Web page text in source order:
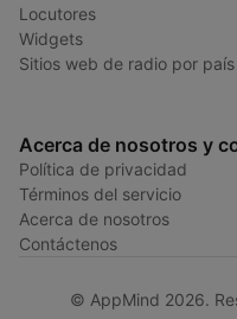
Locutores
Widgets
Sitios web de radio por país
Acerca de nosotros y
Política de privacidad
Términos del servicio
Acerca de nosotros
Contáctenos
© AppMind 2026.